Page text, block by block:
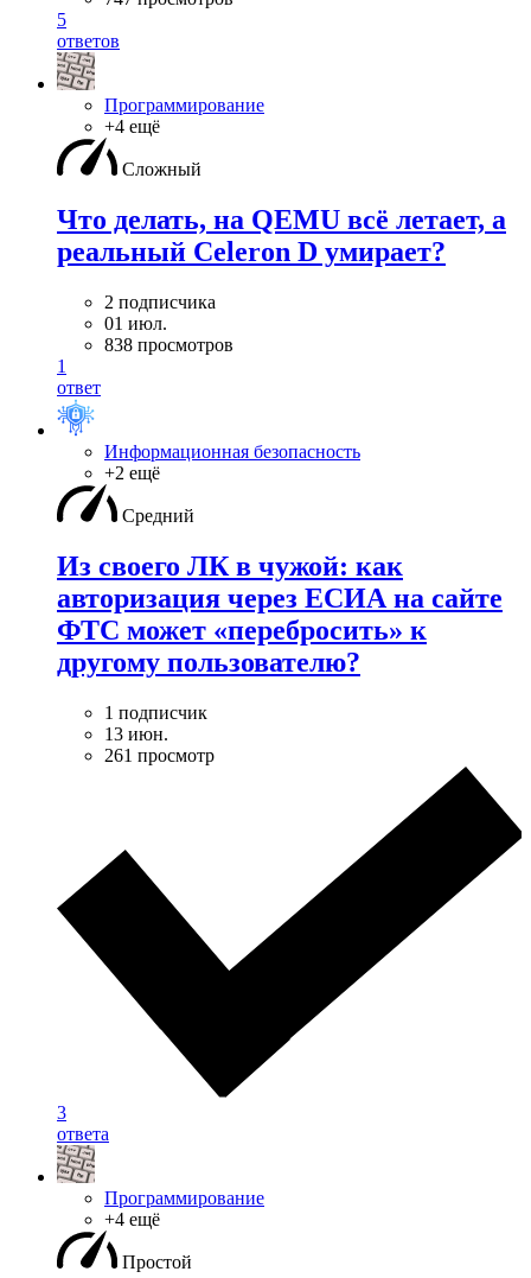
5
ответов
Программирование
+4 ещё
Сложный
Что делать, на QEMU всё летает, а
реальный Celeron D умирает?
2 подписчика
01 июл.
838 просмотров
1
ответ
Информационная безопасность
+2 ещё
Средний
Из своего ЛК в чужой: как
авторизация через ЕСИА на сайте
ФТС может «перебросить» к
другому пользователю?
1 подписчик
13 июн.
261 просмотр
3
ответа
Программирование
+4 ещё
Простой